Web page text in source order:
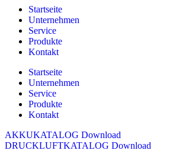
Startseite
Unternehmen
Service
Produkte
Kontakt
Startseite
Unternehmen
Service
Produkte
Kontakt
AKKUKATALOG Download
DRUCKLUFTKATALOG Download